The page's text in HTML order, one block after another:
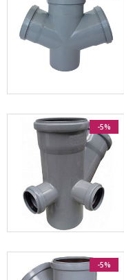
-5%
-5%